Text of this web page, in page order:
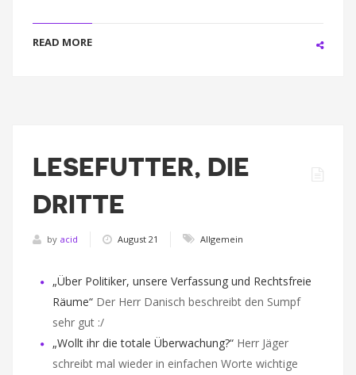
READ MORE
LESEFUTTER, DIE
DRITTE
by acid August 21 Allgemein
„Über Politiker, unsere Verfassung und Rechtsfreie
Räume“ Der Herr Danisch beschreibt den Sumpf
sehr gut :/
„Wollt ihr die totale Überwachung?“ Herr Jäger
schreibt mal wieder in einfachen Worte wichtige